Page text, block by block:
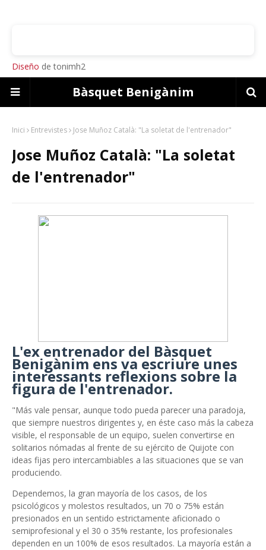
Diseño de tonimh2
Bàsquet Benigànim
Inici Entrevistes Jose Muñoz Català: "La soletat de l'entrenador"
Jose Muñoz Català: "La soletat
de l'entrenador"
L'ex entrenador del Bàsquet
Benigànim ens va escriure unes
interessants reflexions sobre la
figura de l'entrenador.
"Más vale pensar, aunque todo pueda parecer una paradoja,
que siempre nuestros dirigentes y, en éste caso más la cabeza
visible, el responsable de un equipo, suelen convertirse en
solitarios nómadas al frente de su ejército de Quijote con
ideas fijas pero intercambiables a las situaciones que se van
produciendo.
Dependemos, la gran mayoría de los casos, de los
psicológicos y molestos resultados, un 70 o 75% están
presionados en un sentido estrictamente aficionado o
semiprofesional y el 30 o 35% restante, los profesionales
dependen en un 100% de esos resultados. La mayoría están a